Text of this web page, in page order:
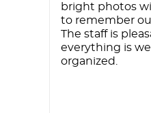
bright photos
to remember
The staff is
everything is
organized.